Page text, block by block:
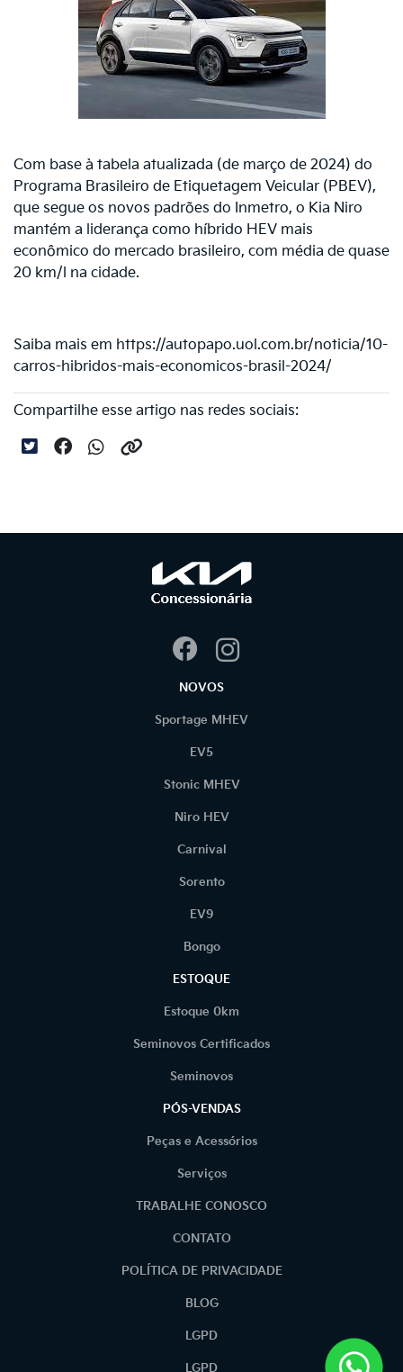
Com base à tabela atualizada (de março de 2024) do
Programa Brasileiro de Etiquetagem Veicular (PBEV),
que segue os novos padrões do Inmetro, o Kia Niro
mantém a liderança como híbrido HEV mais
econômico do mercado brasileiro, com média de quase
20 km/l na cidade.
Saiba mais em https://autopapo.uol.com.br/noticia/10-
carros-hibridos-mais-economicos-brasil-2024/
Compartilhe esse artigo nas redes sociais:
NOVOS
Sportage MHEV
EV5
Stonic MHEV
Niro HEV
Carnival
Sorento
EV9
Bongo
ESTOQUE
Estoque 0km
Seminovos Certificados
Seminovos
PÓS-VENDAS
Peças e Acessórios
Serviços
TRABALHE CONOSCO
CONTATO
POLÍTICA DE PRIVACIDADE
BLOG
LGPD
LGPD